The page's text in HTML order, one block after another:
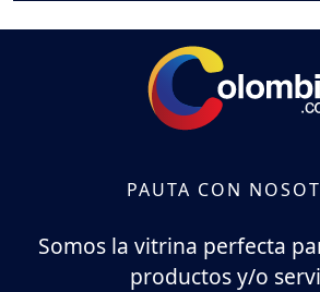
PAUTA CON
Somos la vitrina perfecta
productos y/o